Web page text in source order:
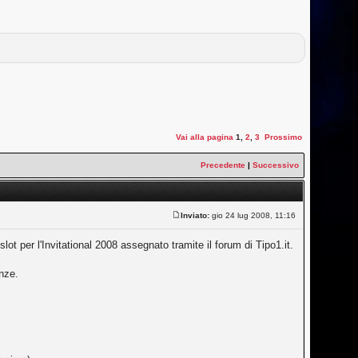
Vai alla pagina 1 ,2 ,3 Prossimo
Precedente |Successivo
Inviato: gio 24 lug 2008, 11:16
per l'Invitational 2008 assegnato tramite il forum di Tipo1.it.